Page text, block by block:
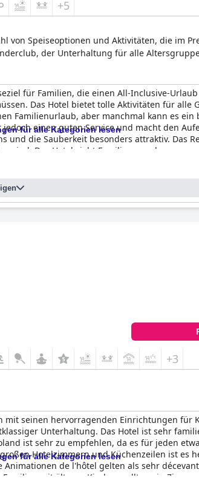
+5
von Speiseoptionen und Aktivitäten, die im
der Unterhaltung für alle
für Familien, die einen All-Inclusive-
Das Hotel bietet tolle Aktivitäten für alle
Familienurlaub, aber manchmal kann es ein
einen guten Service und macht den
und die Sauberkeit besonders attraktiv. Das
Das Hotel zieht Familien aus der ganzen
tolle Zeit verbringen wollen. Die Aktivitäten
ultimativen Ziel für Familien.
für alle Kategorien lesen
+3
seinen hervorragenden Einrichtungen für
Unterhaltung. Das Hotel ist sehr
ist sehr zu empfehlen, da es für jeden
Hotelzimmern und Küchenzeilen ist es
de l'hôtel gelten als sehr
mit älteren Kindern sollten ein
für alle Kategorien lesen